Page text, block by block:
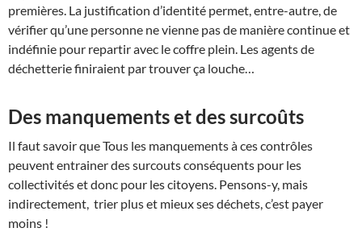
premières. La justification d’identité permet, entre-autre, de
vérifier qu’une personne ne vienne pas de manière continue et
indéfinie pour repartir avec le coffre plein. Les agents de
déchetterie finiraient par trouver ça louche…
Des manquements et des surcoûts
Il faut savoir que Tous les manquements à ces contrôles
peuvent entrainer des surcouts conséquents pour les
collectivités et donc pour les citoyens. Pensons-y, mais
indirectement, trier plus et mieux ses déchets, c’est payer
moins !